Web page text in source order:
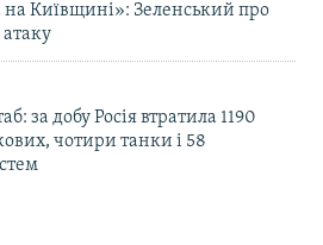
на Київщині»: Зеленський про
за добу Росія втратила 1190
чотири танки і 58